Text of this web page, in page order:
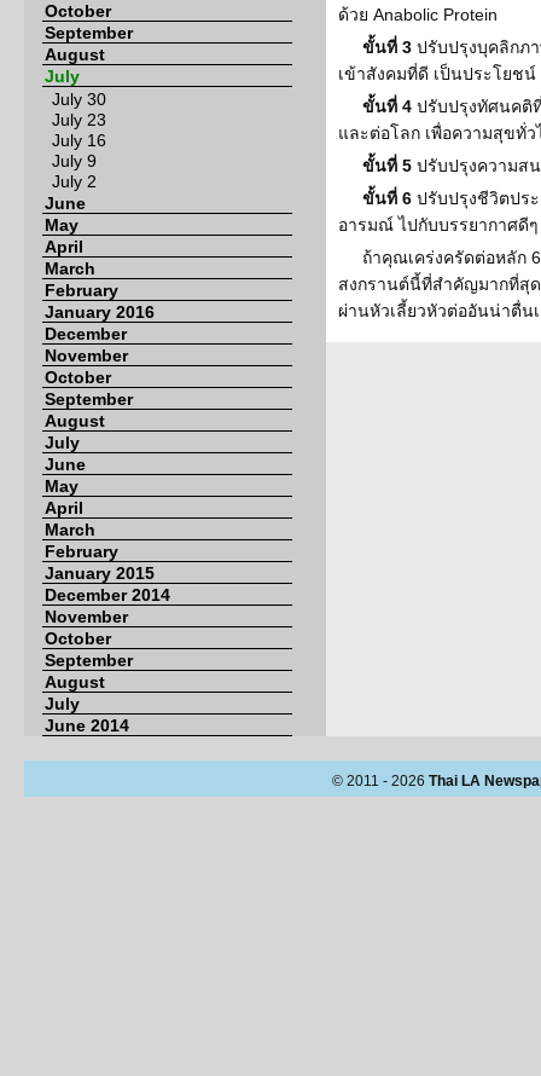
October
September
August
July
July 30
July 23
July 16
July 9
July 2
June
May
April
March
February
January 2016
December
November
October
September
August
July
June
May
April
March
February
January 2015
December 2014
November
October
September
August
July
June 2014
ด้วย Anabolic Protein
ขั้นที่ 3 ปรับปรุงบุคลิกภ
เข้าสังคมที่ดี เป็นประโยชน์
ขั้นที่ 4 ปรับปรุงทัศนคติ
และต่อโลก เพื่อความสุขทั่ว
ขั้นที่ 5 ปรับปรุงความส
ขั้นที่ 6 ปรับปรุงชีวิตปร
อารมณ์ ไปกับบรรยากาศดีๆ
ถ้าคุณเคร่งครัดต่อหลัก
สงกรานต์นี้ที่สำคัญมากที่สุ
ผ่านหัวเลี้ยวหัวต่ออันน่าตื่น
© 2011 - 2026 Thai LA